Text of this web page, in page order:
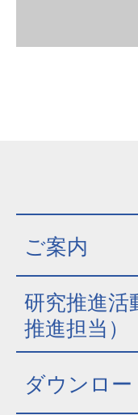
ご案内
研究推進活
推進担当）
ダウンロ